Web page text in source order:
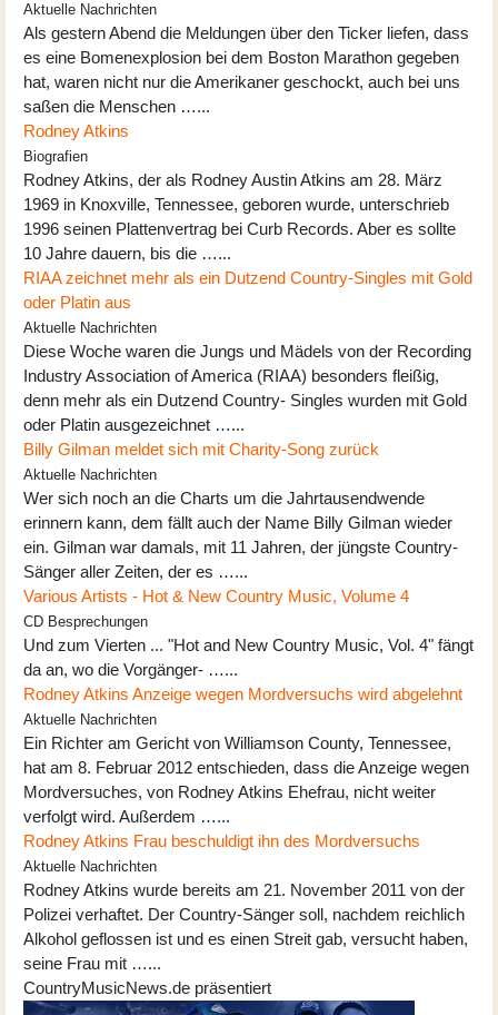
Aktuelle Nachrichten
Als gestern Abend die Meldungen über den Ticker liefen, dass
es eine Bomenexplosion bei dem Boston Marathon gegeben
hat, waren nicht nur die Amerikaner geschockt, auch bei uns
saßen die Menschen …...
Rodney Atkins
Biografien
Rodney Atkins, der als Rodney Austin Atkins am 28. März
1969 in Knoxville, Tennessee, geboren wurde, unterschrieb
1996 seinen Plattenvertrag bei Curb Records. Aber es sollte
10 Jahre dauern, bis die …...
RIAA zeichnet mehr als ein Dutzend Country-Singles mit Gold
oder Platin aus
Aktuelle Nachrichten
Diese Woche waren die Jungs und Mädels von der Recording
Industry Association of America (RIAA) besonders fleißig,
denn mehr als ein Dutzend Country- Singles wurden mit Gold
oder Platin ausgezeichnet …...
Billy Gilman meldet sich mit Charity-Song zurück
Aktuelle Nachrichten
Wer sich noch an die Charts um die Jahrtausendwende
erinnern kann, dem fällt auch der Name Billy Gilman wieder
ein. Gilman war damals, mit 11 Jahren, der jüngste Country-
Sänger aller Zeiten, der es …...
Various Artists - Hot & New Country Music, Volume 4
CD Besprechungen
Und zum Vierten ... "Hot and New Country Music, Vol. 4" fängt
da an, wo die Vorgänger- …...
Rodney Atkins Anzeige wegen Mordversuchs wird abgelehnt
Aktuelle Nachrichten
Ein Richter am Gericht von Williamson County, Tennessee,
hat am 8. Februar 2012 entschieden, dass die Anzeige wegen
Mordversuches, von Rodney Atkins Ehefrau, nicht weiter
verfolgt wird. Außerdem …...
Rodney Atkins Frau beschuldigt ihn des Mordversuchs
Aktuelle Nachrichten
Rodney Atkins wurde bereits am 21. November 2011 von der
Polizei verhaftet. Der Country-Sänger soll, nachdem reichlich
Alkohol geflossen ist und es einen Streit gab, versucht haben,
seine Frau mit …...
CountryMusicNews.de präsentiert